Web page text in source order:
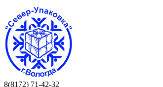
8(8172) 71-42-32